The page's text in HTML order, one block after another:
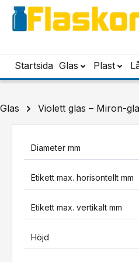
till huvudinnehåll
Hoppa till sökning
Hoppa till huvudnavigering
Startsida Glas Plast
Glas Violett glas – Miron-
Diameter mm
Etikett max. horisontellt mm
Etikett max. vertikalt mm
Höjd